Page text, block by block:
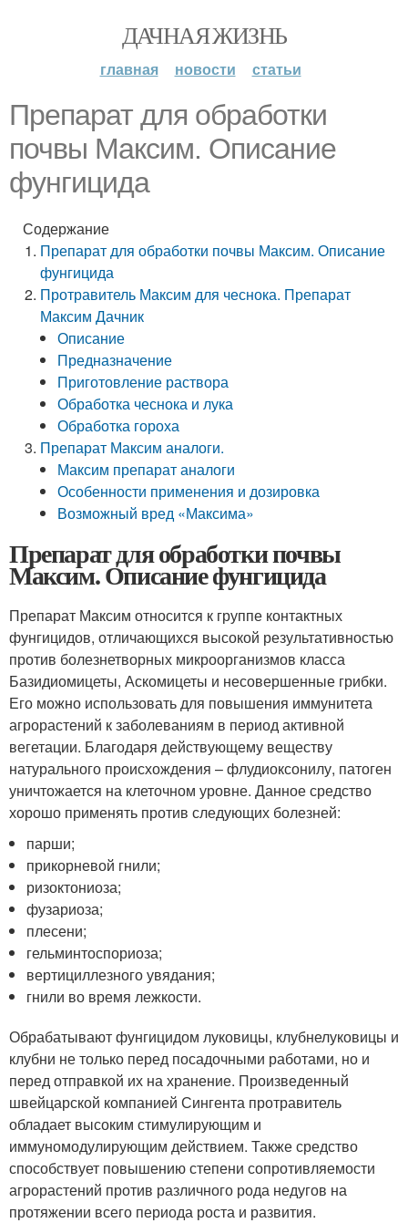
ДАЧНАЯ ЖИЗНЬ
главная новости статьи
Препарат для обработки
почвы Максим. Описание
фунгицида
Содержание
Препарат для обработки почвы Максим. Описание
фунгицида
Протравитель Максим для чеснока. Препарат
Максим Дачник
Описание
Предназначение
Приготовление раствора
Обработка чеснока и лука
Обработка гороха
Препарат Максим аналоги.
Максим препарат аналоги
Особенности применения и дозировка
Возможный вред «Максима»
Препарат для обработки почвы
Максим. Описание фунгицида
Препарат Максим относится к группе контактных
фунгицидов, отличающихся высокой результативностью
против болезнетворных микроорганизмов класса
Базидиомицеты, Аскомицеты и несовершенные грибки.
Его можно использовать для повышения иммунитета
агрорастений к заболеваниям в период активной
вегетации. Благодаря действующему веществу
натурального происхождения – флудиоксонилу, патоген
уничтожается на клеточном уровне. Данное средство
хорошо применять против следующих болезней:
парши;
прикорневой гнили;
ризоктониоза;
фузариоза;
плесени;
гельминтоспориоза;
вертициллезного увядания;
гнили во время лежкости.
Обрабатывают фунгицидом луковицы, клубнелуковицы и
клубни не только перед посадочными работами, но и
перед отправкой их на хранение. Произведенный
швейцарской компанией Сингента протравитель
обладает высоким стимулирующим и
иммуномодулирующим действием. Также средство
способствует повышению степени сопротивляемости
агрорастений против различного рода недугов на
протяжении всего периода роста и развития.